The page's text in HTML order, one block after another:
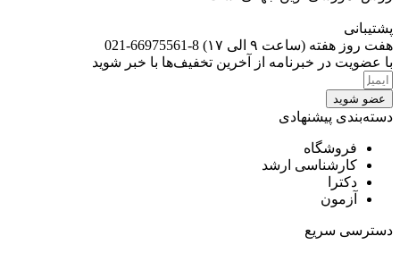
پشتیبانی
هفت روز هفته (ساعت ۹ الی ۱۷) 8-66975561-021
با عضویت در خبرنامه از آخرین تخفیف‌ها با خبر شوید
عضو شوید
دسته‌بندی پیشنهادی
فروشگاه
کارشناسی ارشد
دکترا
آزمون
دسترسی سریع